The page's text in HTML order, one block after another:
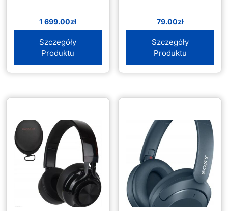
1 699.00zł
Szczegóły
Produktu
79.00zł
Szczegóły
Produktu